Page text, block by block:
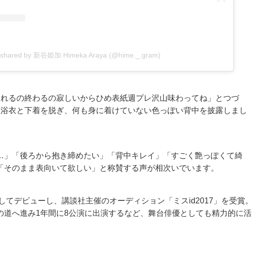
by 新谷姫加 Himeka Araya (@hime._.gram)
るの終わるの寂しいからひめ表紙週プレ沢山味わってね」とつづ
衣と下着を脱ぎ、何も身に着けていない色っぽい背中を披露しまし
「後ろから抱き締めたい」「背中キレイ」「すごく艶っぽくて綺
のまま表向いて欲しい」と称賛する声が相次いでいます。
てデビューし、講談社主催のオーディション「ミスid2017」を受賞。
道へ進み1年間に8公演に出演するなど、舞台俳優としても精力的に活